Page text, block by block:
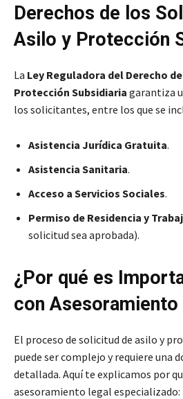
Derechos de los
Asilo y Protección
La Ley Reguladora del Derecho
Protección Subsidiaria garantiza
los solicitantes, entre los que se
Asistencia Jurídica Gratuita.
Asistencia Sanitaria.
Acceso a Servicios Sociales.
Permiso de Residencia y
solicitud sea aprobada).
¿Por qué es
con Asesoramiento
El proceso de solicitud de asilo y
puede ser complejo y requiere una
detallada. Aquí te explicamos por
asesoramiento legal especializado: